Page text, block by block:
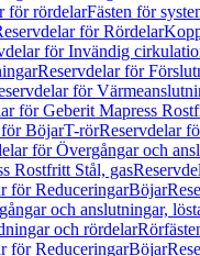
för rördelarFästen för
för Rördelar
för Invändig
Reservdelar för
för
för Geberit Mapress
BöjarT-rörReservdelar
för Övergångar och
Rostfritt Stål, gas
för ReduceringarBöjar
och anslutningar,
och rördelar
för ReduceringarBöjar